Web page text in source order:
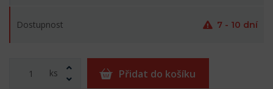
Dostupnost 7 - 10 dní
ks Přidat do košíku